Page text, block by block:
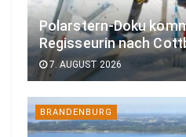
Polarstern-Doku
Regisseurin nach
7. AUGUST 2026
BRANDENBURG